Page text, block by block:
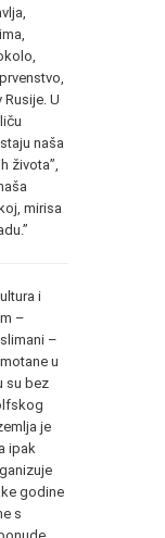
U
naša
života”,
mirisa
i
–
–
u
su bez
je
ipak
godine
s